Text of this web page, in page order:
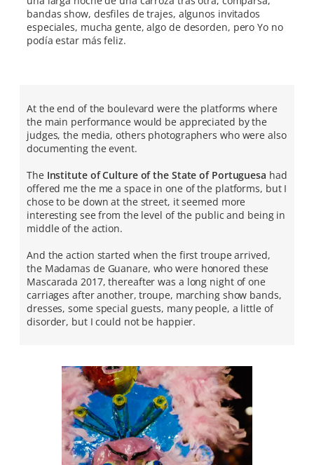
bandas show, desfiles de trajes, algunos invitados
especiales, mucha gente, algo de desorden, pero Yo no
podía estar más feliz.
At the end of the boulevard were the platforms where
the main performance would be appreciated by the
judges, the media, others photographers who were also
documenting the event.
The Institute of Culture of the State of Portuguesa had
offered me the me a space in one of the platforms, but I
chose to be down at the street, it seemed more
interesting see from the level of the public and being in
middle of the action.
And the action started when the first troupe arrived,
the Madamas de Guanare, who were honored these
Mascarada 2017, thereafter was a long night of one
carriages after another, troupe, marching show bands,
dresses, some special guests, many people, a little of
disorder, but I could not be happier.